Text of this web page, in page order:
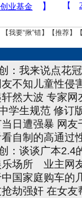
【我要“揪”错】【推荐】
：我来说点花
不知儿童性侵
然大波 专家网
学生规范 修订
日遭强暴 网友
自制的高通过
：谈谈广本2.4
乐场所 业主网
国家庭购车的
劫强奸 在女友